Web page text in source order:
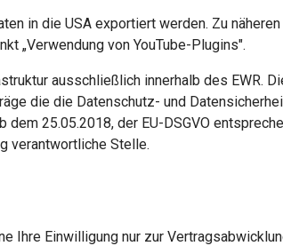
in die USA exportiert werden. Zu näheren
„Verwendung von YouTube-Plugins".
ausschließlich innerhalb des EWR.
die die Datenschutz- und
25.05.2018, der EU-DSGVO
verantwortliche Stelle.
Ihre Einwilligung nur zur